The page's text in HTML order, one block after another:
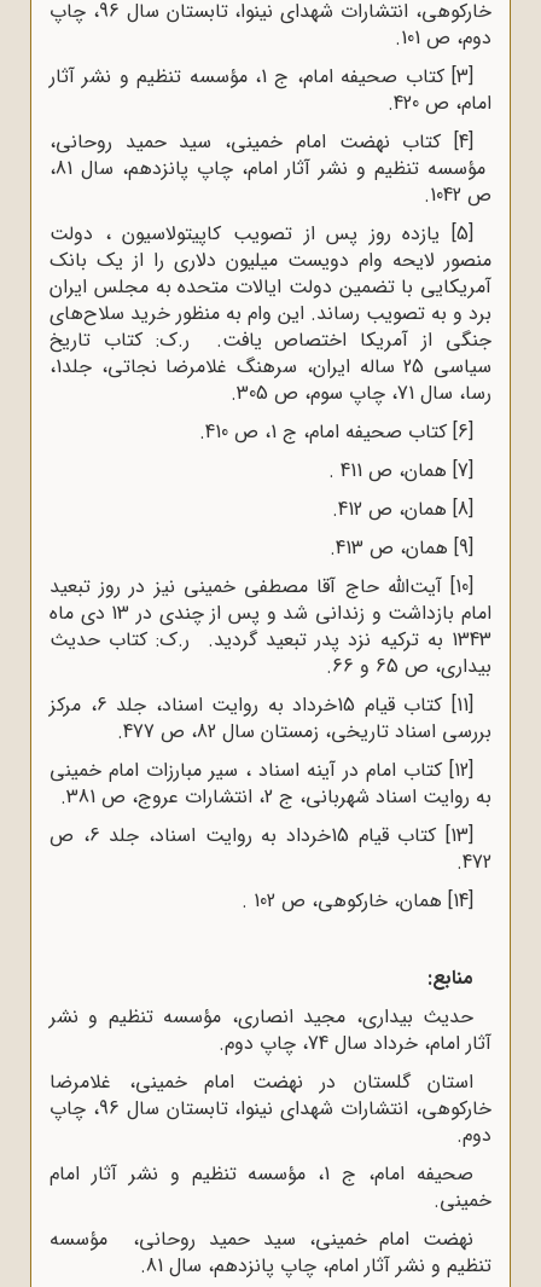
خارکوهی، انتشارات شهدای نینوا، تابستان سال 96، چاپ
دوم، ص 101.
[3]
کتاب صحیفه امام، ج‌ 1، مؤسسه تنظیم و نشر آثار
امام، ص 420.
[4]
کتاب نهضت امام خمینی، سید حمید روحانی،
مؤسسه تنظیم و نشر آثار امام، چاپ پانزدهم، سال 81،
ص 1042.
[5]
یازده روز پس از تصویب کاپیتولاسیون ، دولت
منصور لایحه وام دویست میلیون دلاری را از یک بانک
آمریکایی با تضمین دولت ایالات متحده به مجلس ایران
برد و به تصویب رساند. این وام به منظور خرید سلاح‌های
جنگی از آمریکا اختصاص یافت. ر.ک: کتاب تاریخ
سیاسی 25 ساله ایران، سرهنگ غلامرضا نجاتی، جلد1،
رسا، سال 71، چاپ سوم، ص 305.
[6]
کتاب صحیفه امام، ج ‌1، ص 410.
[7]
همان، ص 411 .
[8]
همان، ص 412
.
[9]
همان، ص 413
.
[10]
آیت‌الله حاج آقا مصطفى خمینى نیز در روز تبعید
امام بازداشت و زندانى شد و پس از چندى در 13 دى ماه
1343 به ترکیه نزد پدر تبعید گردید. ر.ک: کتاب حدیث
بیدارى، ص 65 و 66.
[11]
کتاب قیام 15خرداد به روایت اسناد، جلد 6، مرکز
بررسی اسناد تاریخی، زمستان سال 82، ص 477.
[12]
کتاب امام در آینه اسناد ، سیر مبارزات امام خمینی
به روایت اسناد شهربانی، ج 2، انتشارات عروج، ص 381.
[13]
کتاب قیام 15خرداد به روایت اسناد، جلد 6، ص
472.
[14]
همان، خارکوهی، ص 102 .
منابع:
حدیث بیدارى، مجید انصاری، مؤسسه تنظیم و نشر
آثار امام، خرداد سال 74، چاپ دوم
.
استان گلستان در نهضت امام خمینی، غلامرضا
خارکوهی، انتشارات شهدای نینوا، تابستان سال 96، چاپ
دوم.
صحیفه امام، ج ‌1، مؤسسه تنظیم و نشر آثار امام
خمینی.
نهضت امام خمینی، سید حمید روحانی، مؤسسه
تنظیم و نشر آثار امام، چاپ پانزدهم، سال 81
.